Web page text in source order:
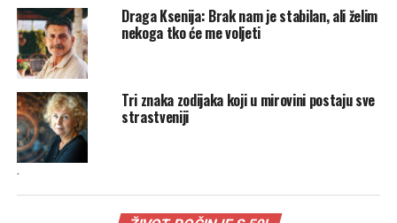
Draga Ksenija: Brak nam je stabilan, ali želim
nekoga tko će me voljeti
Tri znaka zodijaka koji u mirovini postaju sve
strastveniji
.